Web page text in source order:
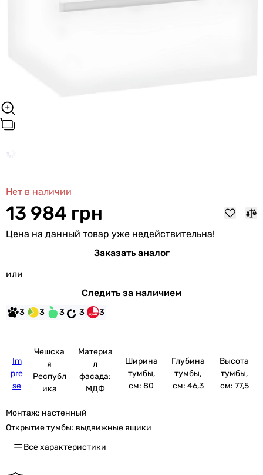
Нет в наличии
13 984 грн
Цена на данный товар уже недействительна!
Заказать аналог
или
Следить за наличием
3 3 3 3 3
Im
pre
se
Чешска
я
Республ
ика
Материа
л
фасада:
МДФ
Ширина
тумбы,
см: 80
Глубина
тумбы,
см: 46,3
Высота
тумбы,
см: 77,5
Монтаж: настенный
Открытие тумбы: выдвижные ящики
Все характеристики